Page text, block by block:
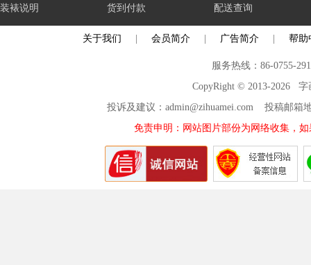
装裱说明 货到付款 配送查询
关于我们 会员简介 广告简介 帮助
服务热线：86-0755-
CopyRight © 2013-2026 字
投诉及建议：admin@zihuamei.com 投稿邮
免责申明：网站图片部份为网络收集，